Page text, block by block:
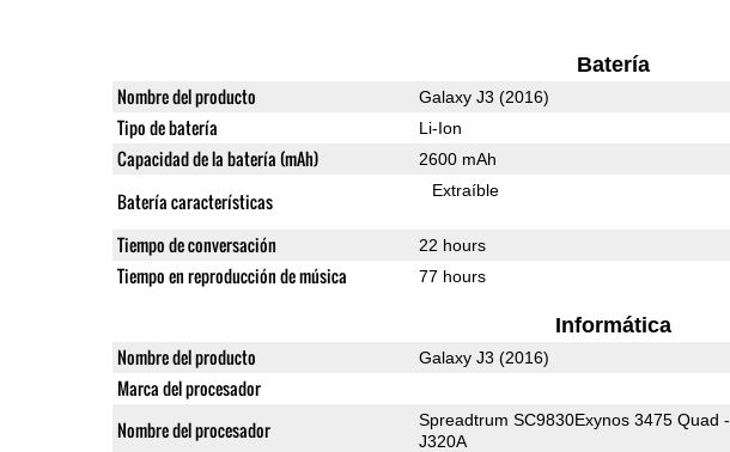
Batería
Nombre del producto Galaxy J3 (2016)
Tipo de batería Li-Ion
Capacidad de la batería (mAh) 2600 mAh
Batería características Extraíble
Tiempo de conversación 22 hours
Tiempo en reproducción de música 77 hours
Informática
Nombre del producto Galaxy J3 (2016)
Marca del procesador
Nombre del procesador
Spreadtrum SC9830Exynos 3475 Quad -
J320A